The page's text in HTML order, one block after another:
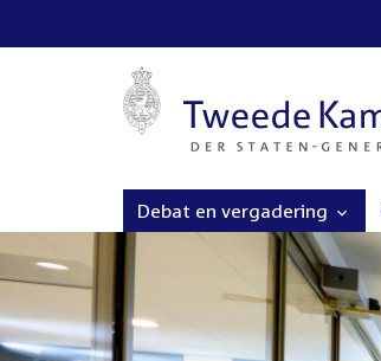
Debat en vergadering